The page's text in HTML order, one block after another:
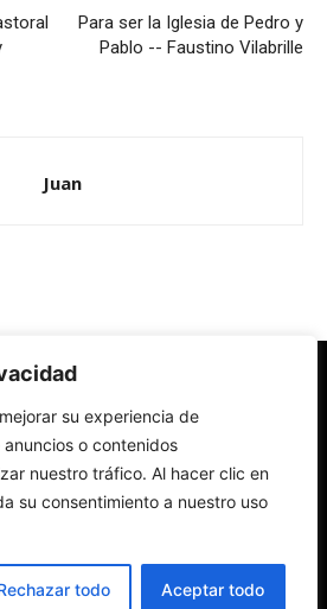
su experiencia de
o contenidos
nuestro tráfico. Al hacer clic en
su consentimiento a nuestro uso
todo Aceptar todo
Para ser la Iglesia de Pedro y
Pablo -- Faustino Vilabrille
Juan
la Iglesia católica y la sociedad